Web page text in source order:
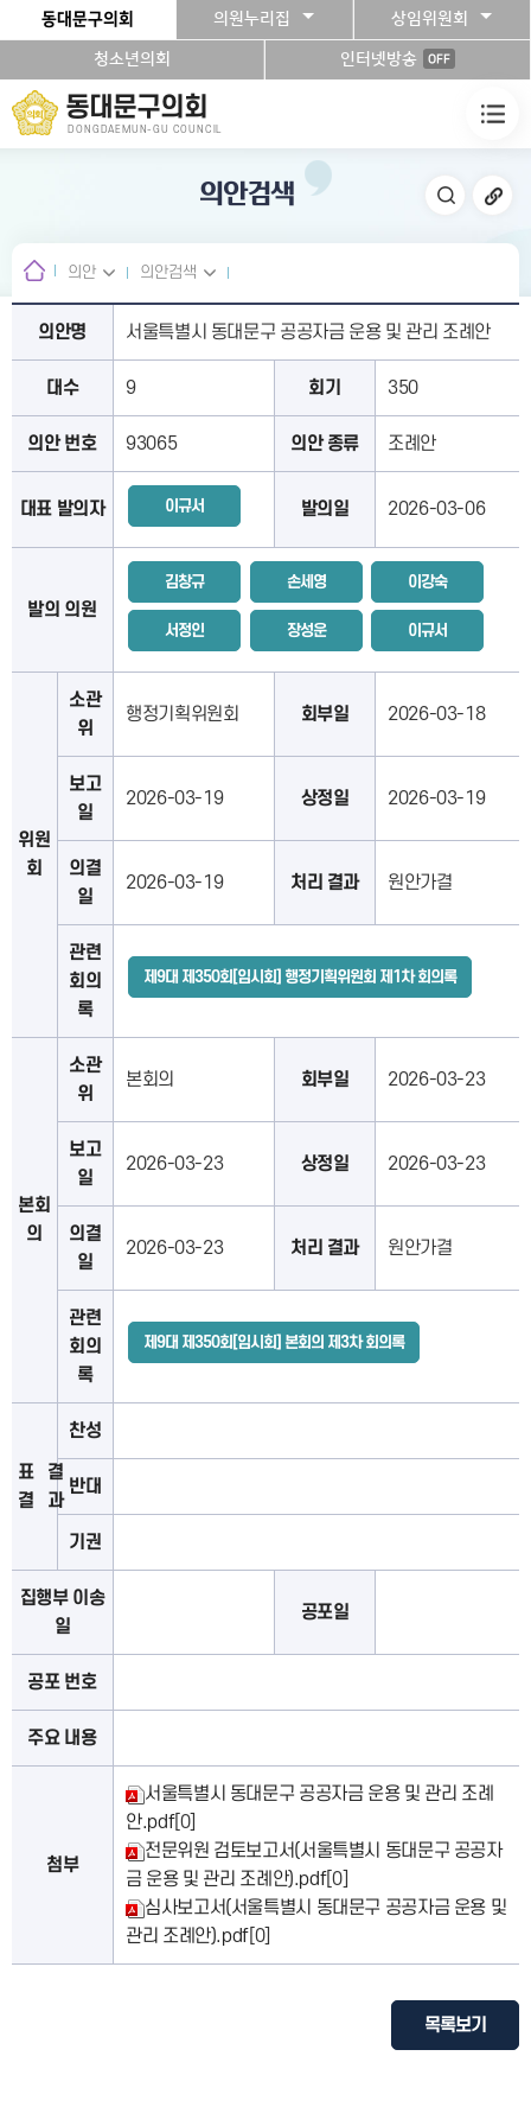
본문바로가기
동대문구의회 의원누리집 상임위원회
청소년의회 인터넷방송 OFF
동대문구의회
DONGDAEMUN-GU COUNCIL
의안검색
의안 의안검색
의안명 서울특별시 동대문구 공공자금 운용 및 관리 조례안
대수 9 회기 350
의안 번호 93065 의안 종류 조례안
대표 발의자 이규서 발의일 2026-03-06
발의 의원
김창규 손세영 이강숙
서정인 장성운 이규서
위원
회
소관
위
행정기획위원회 회부일 2026-03-18
보고
일
2026-03-19 상정일 2026-03-19
의결
일
2026-03-19 처리 결과 원안가결
관련
회의
록
제9대 제350회[임시회] 행정기획위원회 제1차 회의록
본회
의
소관
위
본회의 회부일 2026-03-23
보고
일
2026-03-23 상정일 2026-03-23
의결
일
2026-03-23 처리 결과 원안가결
관련
회의
록
제9대 제350회[임시회] 본회의 제3차 회의록
표 결
결 과
찬성
반대
기권
집행부 이송
일
공포일
공포 번호
주요 내용
첨부
서울특별시 동대문구 공공자금 운용 및 관리 조례
안.pdf[0]
전문위원 검토보고서(서울특별시 동대문구 공공자
금 운용 및 관리 조례안).pdf[0]
심사보고서(서울특별시 동대문구 공공자금 운용 및
관리 조례안).pdf[0]
목록보기